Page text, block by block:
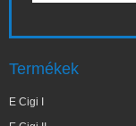
Termékek
E Cigi I